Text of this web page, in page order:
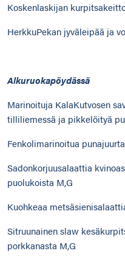
Koskenlaskijan
HerkkuPekan jyväleipää ja
Alkuruokapöydässä
Marinoituja KalaKutvosen
tilliliemessä ja pikkelöityä
Fenkolimarinoitua
Sadonkorjuusalaattia
puolukoista M,G
Kuohkeaa
Sitruunainen slaw
porkkanasta M,G